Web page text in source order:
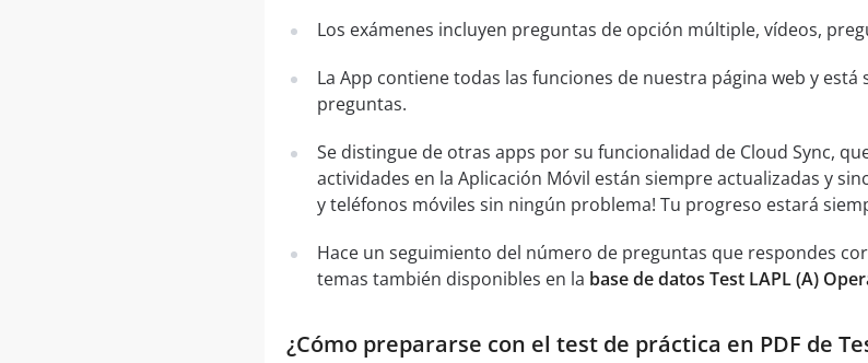
Los exámenes incluyen preguntas de opción múltiple, vídeos,
La App contiene todas las funciones de nuestra página web y
preguntas.
Se distingue de otras apps por su funcionalidad de Cloud Sync,
actividades en la Aplicación Móvil están siempre actualizadas y
y teléfonos móviles sin ningún problema! Tu progreso estará
Hace un seguimiento del número de preguntas que respondes
temas también disponibles en la base de datos Test LAPL (A)
¿Cómo prepararse con el test de práctica en PDF de